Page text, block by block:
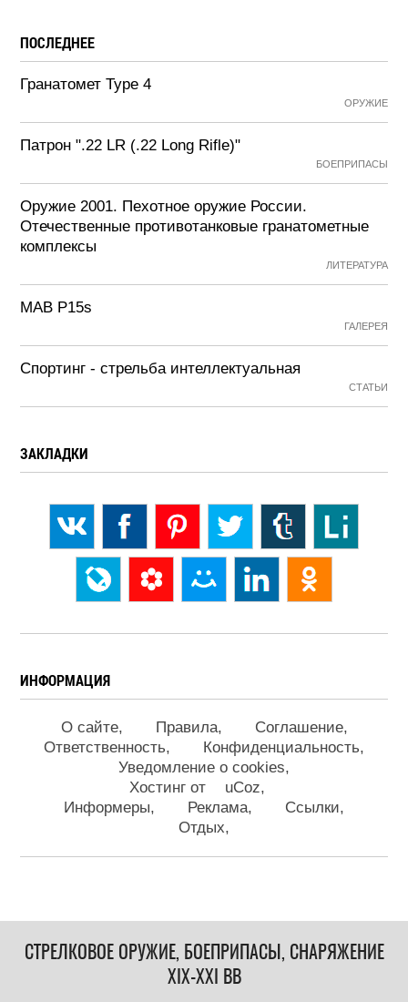
ПОСЛЕДНЕЕ
Гранатомет Type 4
ОРУЖИЕ
Патрон ".22 LR (.22 Long Rifle)"
БОЕПРИПАСЫ
Оружие 2001. Пехотное оружие России.
Отечественные противотанковые гранатометные
комплексы
ЛИТЕРАТУРА
MAB P15s
ГАЛЕРЕЯ
Спортинг - стрельба интеллектуальная
СТАТЬИ
ЗАКЛАДКИ
ИНФОРМАЦИЯ
О сайте Правила
Соглашение
Ответственность
Конфиденциальность
Уведомление о cookies
Хостинг от
uCoz
Информеры
Реклама
Ссылки
Отдых
СТРЕЛКОВОЕ ОРУЖИЕ, БОЕПРИПАСЫ, СНАРЯЖЕНИЕ
XIX-XXI ВВ